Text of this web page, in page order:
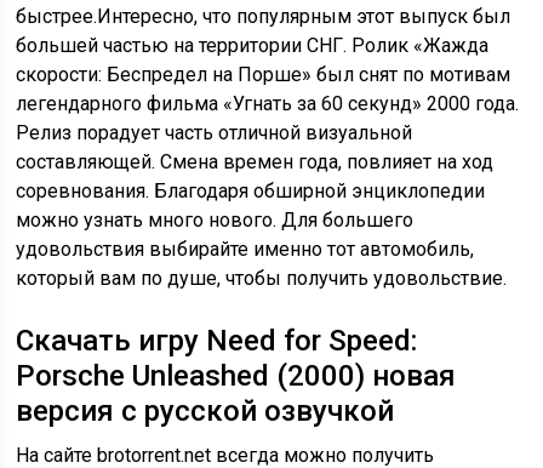
быстрее.Интересно, что популярным этот выпуск был
большей частью на территории СНГ. Ролик «Жажда
скорости: Беспредел на Порше» был снят по мотивам
легендарного фильма «Угнать за 60 секунд» 2000 года.
Релиз порадует часть отличной визуальной
составляющей. Смена времен года, повлияет на ход
соревнования. Благодаря обширной энциклопедии
можно узнать много нового. Для большего
удовольствия выбирайте именно тот автомобиль,
который вам по душе, чтобы получить удовольствие.
Скачать игру Need for Speed:
Porsche Unleashed (2000) новая
версия с русской озвучкой
На сайте brotorrent.net всегда можно получить